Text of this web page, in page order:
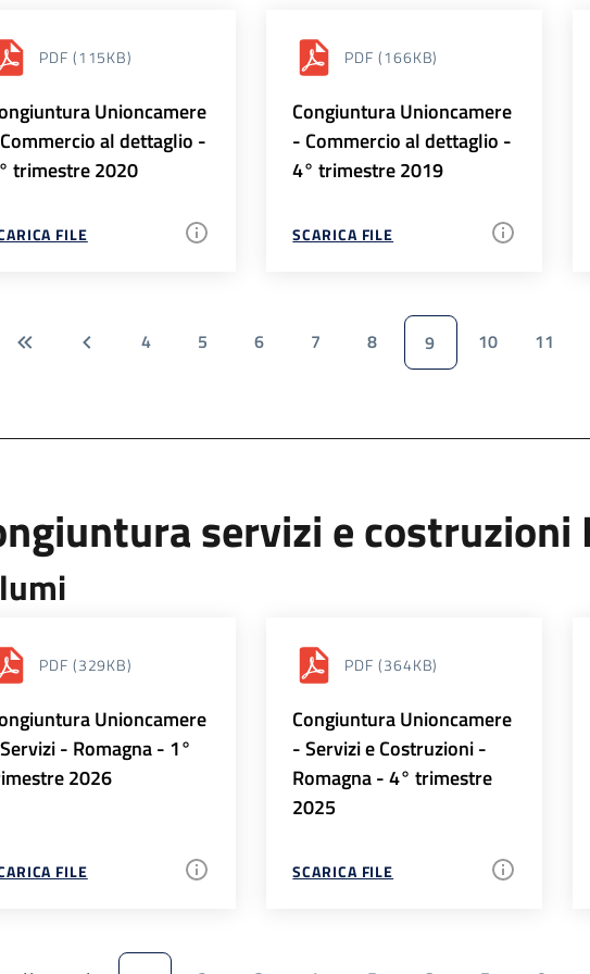
PDF (115KB)
Unioncamere
al dettaglio -
trimestre 2020
FILE
PDF (166KB)
Congiuntura Unioncamere
- Commercio al dettaglio -
4° trimestre 2019
SCARICA FILE
4 5 6 7 8 9 10 11
servizi e costruzioni
PDF (329KB)
Unioncamere
- Romagna - 1°
2026
FILE
PDF (364KB)
Congiuntura Unioncamere
- Servizi e Costruzioni -
Romagna - 4° trimestre
2025
SCARICA FILE